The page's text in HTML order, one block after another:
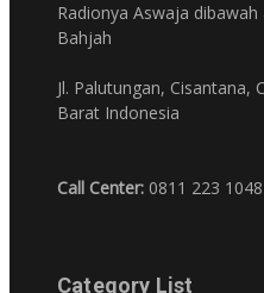
Radionya Aswaja
Bahjah
Jl. Palutungan, Cisantana,
Barat Indonesia
Call Center: 0811 223 1048
Category List